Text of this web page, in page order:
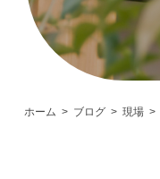
ホーム ブログ 現場